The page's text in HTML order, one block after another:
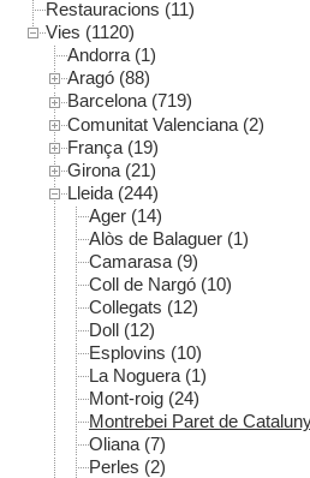
Restauracions (11)
Vies (1120)
Andorra (1)
Aragó (88)
Barcelona (719)
Comunitat Valenciana (2)
França (19)
Girona (21)
Lleida (244)
Ager (14)
Alòs de Balaguer (1)
Camarasa (9)
Coll de Nargó (10)
Collegats (12)
Doll (12)
Esplovins (10)
La Noguera (1)
Mont-roig (24)
Montrebei Paret de
Oliana (7)
Perles (2)